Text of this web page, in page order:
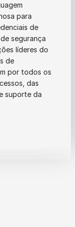
para
de
segurança
líderes do
de
por todos os
das
suporte da